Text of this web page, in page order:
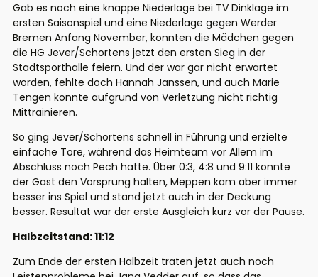
Gab es noch eine knappe Niederlage bei TV Dinklage im
ersten Saisonspiel und eine Niederlage gegen Werder
Bremen Anfang November, konnten die Mädchen gegen
die HG Jever/Schortens jetzt den ersten Sieg in der
Stadtsporthalle feiern. Und der war gar nicht erwartet
worden, fehlte doch Hannah Janssen, und auch Marie
Tengen konnte aufgrund von Verletzung nicht richtig
Mittrainieren.
So ging Jever/Schortens schnell in Führung und erzielte
einfache Tore, während das Heimteam vor Allem im
Abschluss noch Pech hatte. Über 0:3, 4:8 und 9:11 konnte
der Gast den Vorsprung halten, Meppen kam aber immer
besser ins Spiel und stand jetzt auch in der Deckung
besser. Resultat war der erste Ausgleich kurz vor der Pause.
Halbzeitstand: 11:12
Zum Ende der ersten Halbzeit traten jetzt auch noch